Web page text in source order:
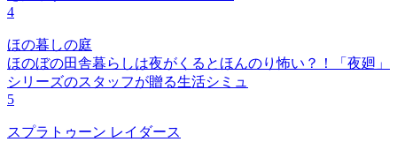
4
ほの暮しの庭
ほのぼの田舎暮らしは夜がくるとほんのり怖い？！「夜廻」
シリーズのスタッフが贈る生活シミュ
5
スプラトゥーン レイダース